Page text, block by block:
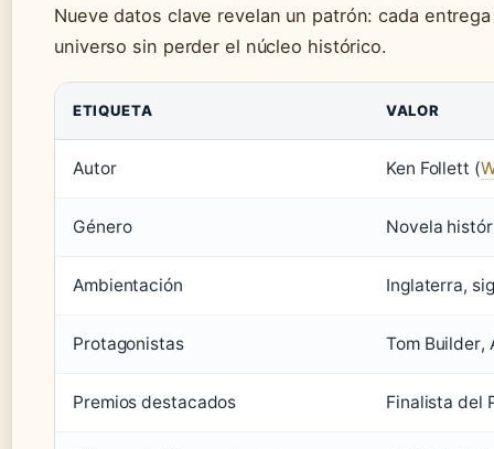
Nueve datos clave revelan un patrón: cada
universo sin perder el núcleo histórico.
ETIQUETA VALOR
Autor Ken Follett (
Género Novela
Ambientación Inglaterra,
Protagonistas Tom Builder,
Premios destacados Finalista del